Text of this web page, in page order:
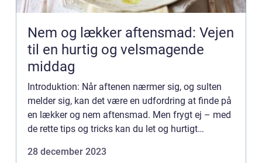
Nem og lækker aftensmad: Vejen
til en hurtig og velsmagende
middag
Introduktion: Når aftenen nærmer sig, og sulten
melder sig, kan det være en udfordring at finde på
en lækker og nem aftensmad. Men frygt ej – med
de rette tips og tricks kan du let og hurtigt
nem...
28 december 2023